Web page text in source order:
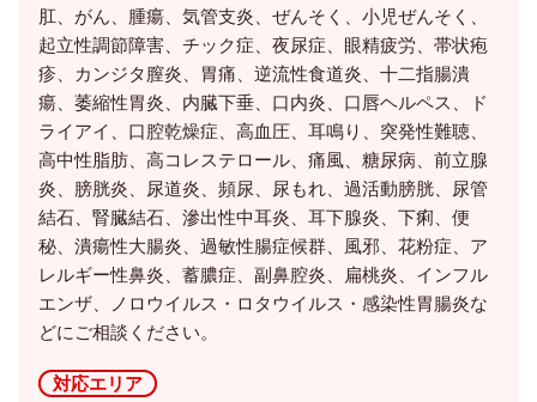
肛、がん、腫瘍、気管支炎、ぜんそく、小児ぜんそく、
起立性調節障害、チック症、夜尿症、眼精疲労、帯状疱
疹、カンジタ膣炎、胃痛、逆流性食道炎、十二指腸潰
瘍、萎縮性胃炎、内臓下垂、口内炎、口唇ヘルペス、ド
ライアイ、口腔乾燥症、高血圧、耳鳴り、突発性難聴、
高中性脂肪、高コレステロール、痛風、糖尿病、前立腺
炎、膀胱炎、尿道炎、頻尿、尿もれ、過活動膀胱、尿管
結石、腎臓結石、滲出性中耳炎、耳下腺炎、下痢、便
秘、潰瘍性大腸炎、過敏性腸症候群、風邪、花粉症、ア
レルギー性鼻炎、蓄膿症、副鼻腔炎、扁桃炎、インフル
エンザ、ノロウイルス・ロタウイルス・感染性胃腸炎な
どにご相談ください。
対応エリア